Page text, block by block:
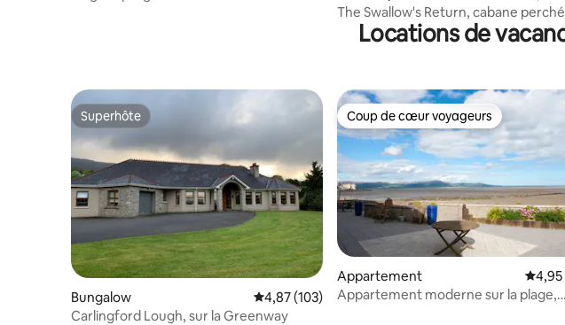
The Swallow's Return, cabane
Code Eir A91D954
Locations de
Superhôte
Superhôte
Bungalow Évaluation moyenne sur la base de 103
4,87 (103)
Carlingford Lough, sur la Greenway
Coup de cœur voyageurs
Coup de cœur voyageurs
Appartement
4,95
Appartement moderne sur la plage,